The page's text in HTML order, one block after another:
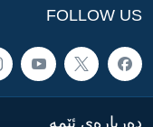
FOLLOW US
ده‌رباره‌ی ئێمه‌